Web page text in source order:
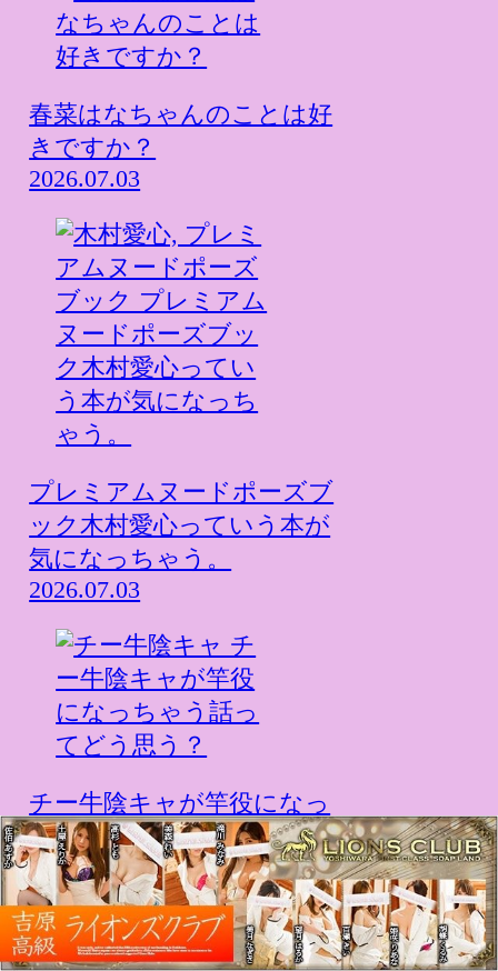
春菜はなちゃんのことは好
きですか？
2026.07.03
プレミアムヌードポーズブ
ック木村愛心っていう本が
気になっちゃう。
2026.07.03
チー牛陰キャが竿役になっ
ちゃう話ってどう思う？
2026.06.07